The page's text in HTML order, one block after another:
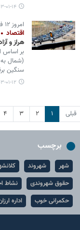
۱۴۰۳-۰۱-۱۴
امروز ۱۲ فروردین ۱۴۰۳ اعلام شد
اقتصاد
هراز و
بر اساس
(شمال
سنگین
۱۴۰۳-۰۱-۱۲
قبلی ۱ ۲ ۳ ۴
برچسب
شهر شهروند
حقوق شهروندی
نشاط
حکمرانی خوب
اداره